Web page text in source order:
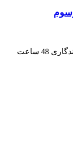
-فاقد الکل -ضد حساسیت -نوع رایحه خنک -ماندگاری 48 ساعت